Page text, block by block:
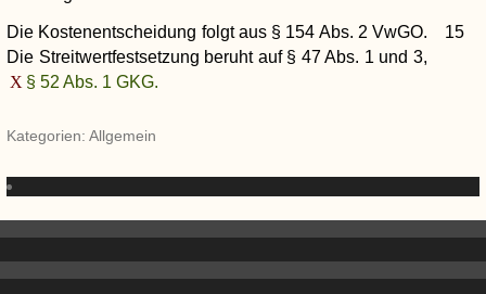
15
Die Kostenentscheidung folgt aus § 154 Abs. 2 VwGO.
Die Streitwertfestsetzung beruht auf § 47 Abs. 1 und 3,
§ 52 Abs. 1 GKG.
Kategorien: Allgemein